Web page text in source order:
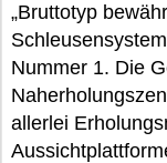
„Bruttotyp
Nummer 1. Die
allerlei